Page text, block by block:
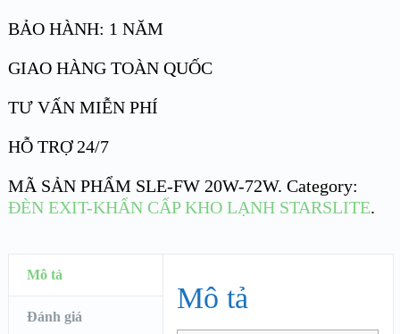
BẢO HÀNH: 1 NĂM
GIAO HÀNG TOÀN QUỐC
TƯ VẤN MIỄN PHÍ
HỖ TRỢ 24/7
MÃ SẢN PHẨM SLE-FW 20W-72W. Category:
ĐÈN EXIT-KHẨN CẤP KHO LẠNH STARSLITE.
Mô tả
Đánh giá
Mô tả